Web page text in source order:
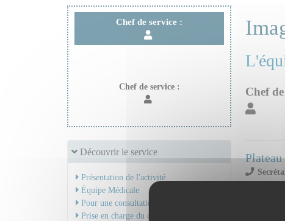
Chef de service :
Chef de service :
Découvrir le service
Présentation de l'activité
Équipe Médicale
Pour une consultation
Prise en charge du cancer
Chef